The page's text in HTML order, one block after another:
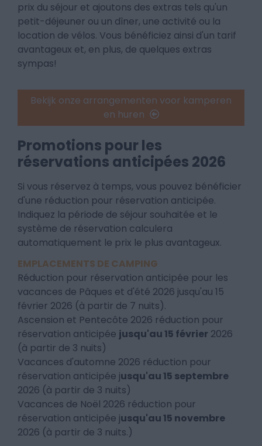
prix du séjour et ajoutons des extras tels qu'un
petit-déjeuner ou un dîner, une activité ou la
location de vélos. Vous bénéficiez ainsi d'un tarif
avantageux et, en plus, de quelques extras
sympas!
Bekijk onze arrangementen voor kamperen
en huren
Promotions pour les
réservations anticipées 2026
Si vous réservez à temps, vous pouvez bénéficier
d'une réduction pour réservation anticipée.
Indiquez la période de séjour souhaitée et le
système de réservation calculera
automatiquement le prix le plus avantageux.
EMPLACEMENTS DE CAMPING
Réduction pour réservation anticipée pour les
vacances de Pâques et d'été 2026 jusqu'au 15
février 2026 (à partir de 7 nuits).
Ascension et Pentecôte 2026 réduction pour
réservation anticipée jusqu'au 15 février 2026
(à partir de 3 nuits)
Vacances d'automne 2026 réduction pour
réservation anticipée jusqu'au 15 septembre
2026 (à partir de 3 nuits)
Vacances de Noël 2026 réduction pour
réservation anticipée jusqu'au 15 novembre
2026 (à partir de 3 nuits.)